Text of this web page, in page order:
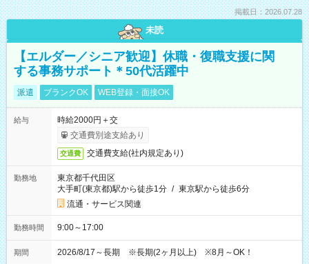
掲載日：2026.07.28
未読
【エルダー／シニア歓迎】休職・復職支援に関
する事務サポート＊50代活躍中
派遣 ブランクOK WEB登録・面接OK
給与
時給2000円＋交
交通費別途支給あり
交通費 交通費支給(社内規定あり)
勤務地
東京都千代田区
大手町(東京都)駅から徒歩1分 / 東京駅から徒歩6分
流通・サービス関連
勤務時間 9:00～17:00
期間 2026/8/17～長期 ※長期(2ヶ月以上) ※8月～OK！